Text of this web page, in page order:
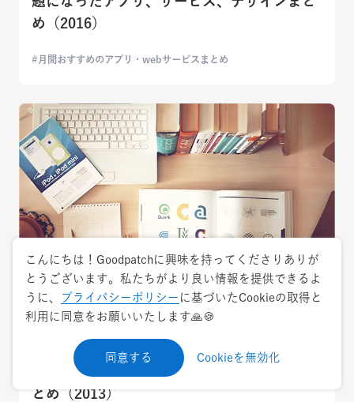
め（2016）
月間おすすめのアプリ・webサービスまとめ
トレンド
新しいものが大好きなグッドパッチで6月に
話題になったアプリ、サービス、デザインま
とめ（2013）
こんにちは！Goodpatchに興味を持ってくださりありが
とうございます。私たちがより良い情報を提供できるよ
うに、
プライバシーポリシー に基づいたCookieの取得と
利用に同意をお願いいたします🙏🍪
同意する Cookieを無効化